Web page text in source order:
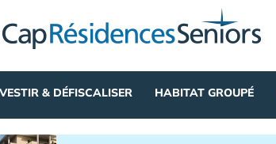
& DÉFISCALISER HABITAT GROUPÉ